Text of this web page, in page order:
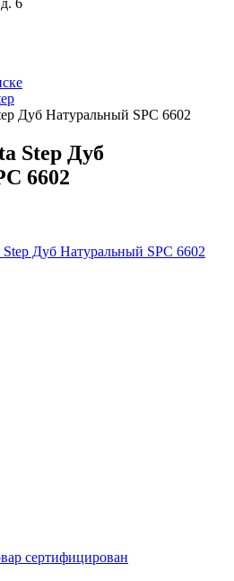
6
Дуб Натуральный SPC 6602
Step Дуб
6602
сертифицирован